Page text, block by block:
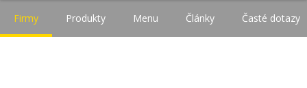
Firmy Produkty Menu Články Časté dotazy